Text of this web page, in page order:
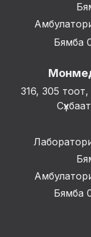
Бямба
316, 305
Бямба